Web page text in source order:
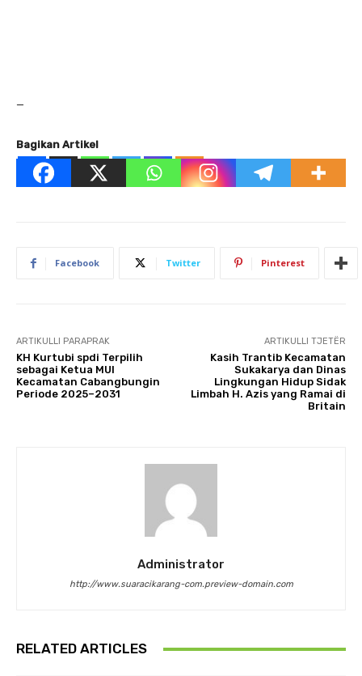
—
Bagikan Artikel
Facebook Twitter Pinterest
ARTIKULLI PARAPRAK
KH Kurtubi spdi Terpilih
sebagai Ketua MUI
Kecamatan Cabangbungin
Periode 2025–2031
ARTIKULLI TJETËR
Kasih Trantib Kecamatan
Sukakarya dan Dinas
Lingkungan Hidup Sidak
Limbah H. Azis yang Ramai di
Britain
Administrator
http://www.suaracikarang-com.preview-domain.com
RELATED ARTICLES